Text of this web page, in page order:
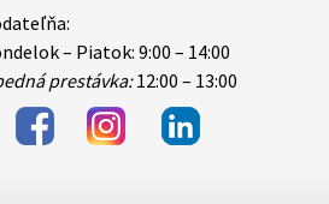
– Piatok: 9:00 – 14:00
prestávka:12:00 – 13:00